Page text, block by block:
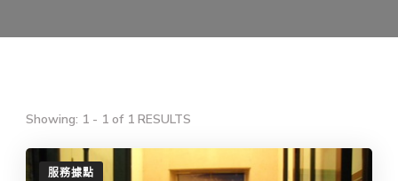
Showing: 1 - 1 of 1 RESULTS
服務據點